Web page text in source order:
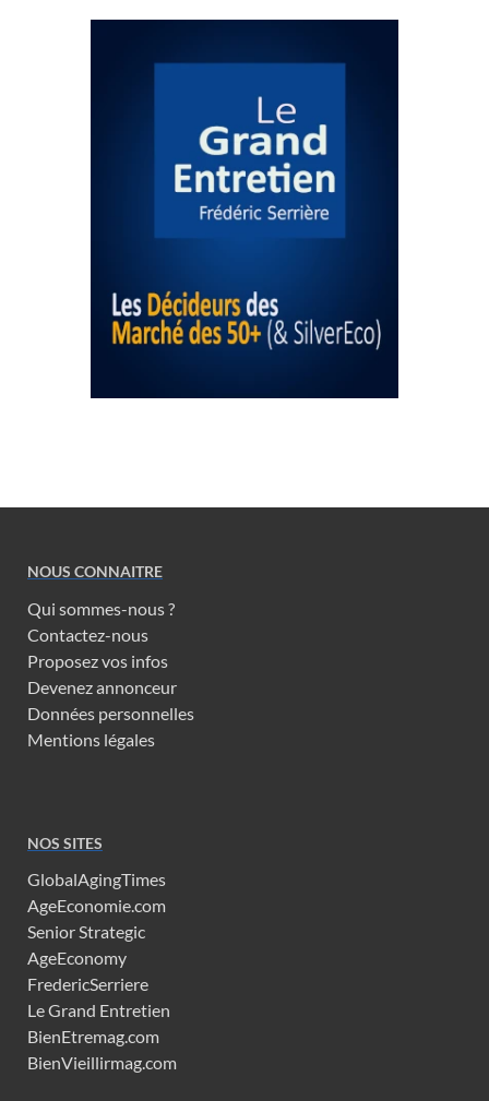
NOUS CONNAITRE
Qui sommes-nous ?
Contactez-nous
Proposez vos infos
Devenez annonceur
Données personnelles
Mentions légales
NOS SITES
GlobalAgingTimes
AgeEconomie.com
Senior Strategic
AgeEconomy
FredericSerriere
Le Grand Entretien
BienEtremag.com
BienVieillirmag.com